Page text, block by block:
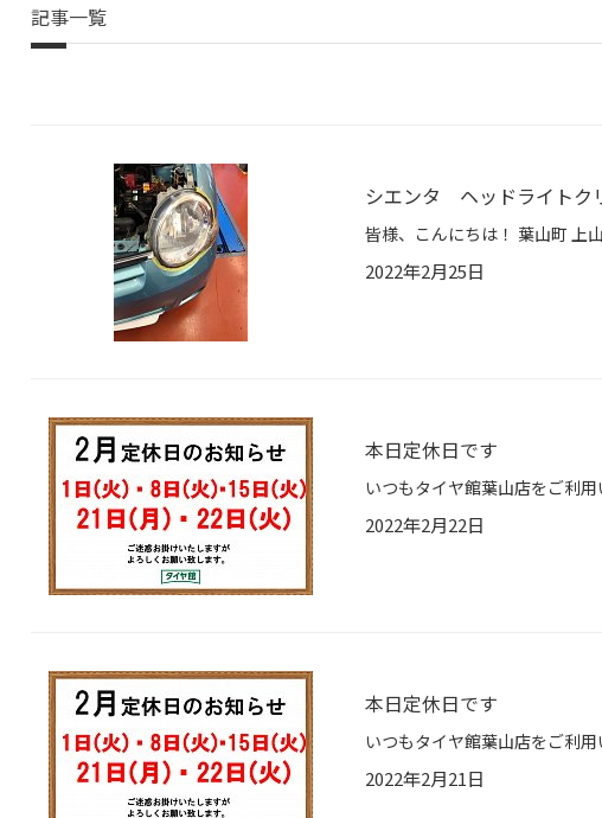
記事一覧
シエンタ ヘッドライトク
2022年2月25日
本日定休日です
2022年2月22日
本日定休日です
2022年2月21日